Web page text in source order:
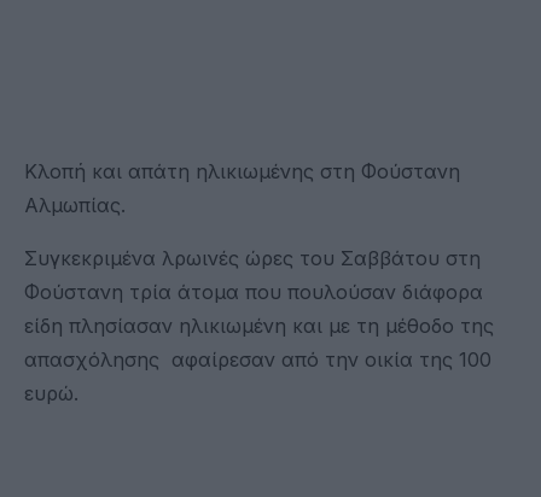
Κλοπή και απάτη ηλικιωμένης στη Φούστανη
Αλμωπίας.
Συγκεκριμένα λρωινές ώρες του Σαββάτου στη
Φούστανη τρία άτομα που πουλούσαν διάφορα
είδη πλησίασαν ηλικιωμένη και με τη μέθοδο της
απασχόλησης αφαίρεσαν από την οικία της 100
ευρώ.